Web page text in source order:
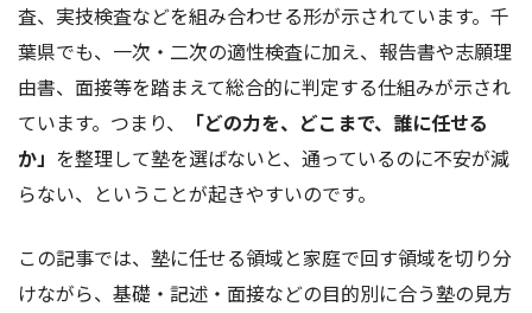
査、実技検査などを組み合わせる形が示されています。千
葉県でも、一次・二次の適性検査に加え、報告書や志願理
由書、面接等を踏まえて総合的に判定する仕組みが示され
ています。つまり、
「どの力を、どこまで、誰に任せる
か」 を整理して塾を選ばないと、通っているのに不安が減
らない、ということが起きやすいのです。
この記事では、塾に任せる領域と家庭で回す領域を切り分
けながら、基礎・記述・面接などの目的別に合う塾の見方